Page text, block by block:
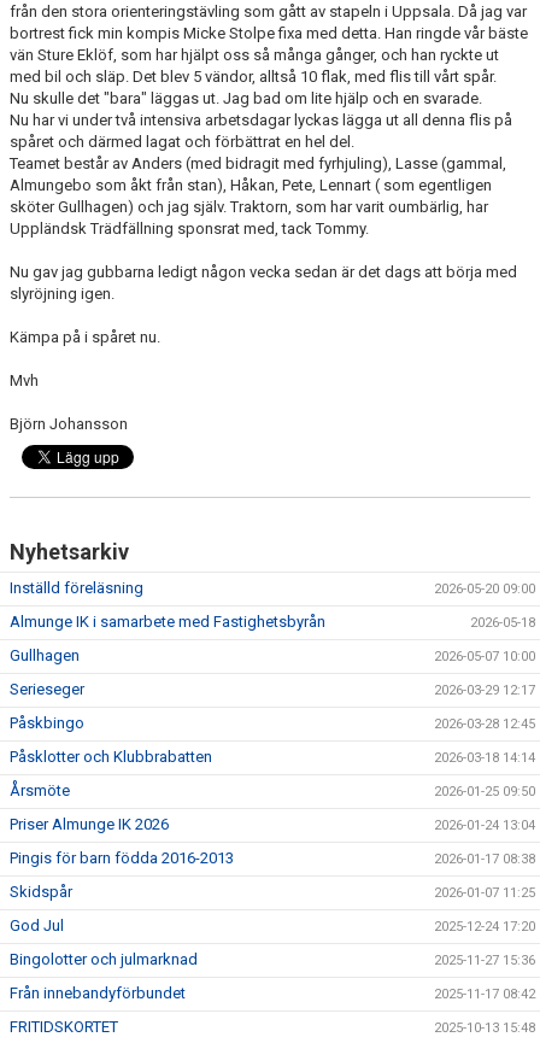
från den stora orienteringstävling som gått av stapeln i Uppsala. Då jag var
bortrest fick min kompis Micke Stolpe fixa med detta. Han ringde vår bäste
vän Sture Eklöf, som har hjälpt oss så många gånger, och han ryckte ut
med bil och släp. Det blev 5 vändor, alltså 10 flak, med flis till vårt spår.
Nu skulle det "bara" läggas ut. Jag bad om lite hjälp och en svarade.
Nu har vi under två intensiva arbetsdagar lyckas lägga ut all denna flis på
spåret och därmed lagat och förbättrat en hel del.
Teamet består av Anders (med bidragit med fyrhjuling), Lasse (gammal,
Almungebo som åkt från stan), Håkan, Pete, Lennart ( som egentligen
sköter Gullhagen) och jag själv. Traktorn, som har varit oumbärlig, har
Uppländsk Trädfällning sponsrat med, tack Tommy.
Nu gav jag gubbarna ledigt någon vecka sedan är det dags att börja med
slyröjning igen.
Kämpa på i spåret nu.
Mvh
Björn Johansson
Nyhetsarkiv
Inställd föreläsning 2026-05-20 09:00
Almunge IK i samarbete med Fastighetsbyrån 2026-05-18
Gullhagen 2026-05-07 10:00
Serieseger 2026-03-29 12:17
Påskbingo 2026-03-28 12:45
Påsklotter och Klubbrabatten 2026-03-18 14:14
Årsmöte 2026-01-25 09:50
Priser Almunge IK 2026 2026-01-24 13:04
Pingis för barn födda 2016-2013 2026-01-17 08:38
Skidspår 2026-01-07 11:25
God Jul 2025-12-24 17:20
Bingolotter och julmarknad 2025-11-27 15:36
Från innebandyförbundet 2025-11-17 08:42
FRITIDSKORTET 2025-10-13 15:48